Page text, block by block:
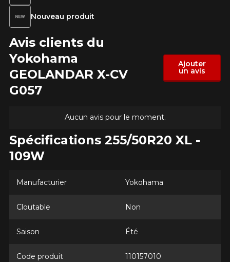
Nouveau produit
Avis clients du
Yokohama
GEOLANDAR X-CV
G057
Ajouter
un avis
Aucun avis pour le moment.
Spécifications 255/50R20 XL -
109W
Manufacturier Yokohama
Cloutable Non
Saison Été
Code produit 110157010
AJOUTER UN AVIS
GEOLANDAR X-CV G057
Nom
Votre véhicule
Année